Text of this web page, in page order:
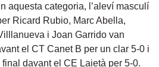
aquesta categoria, l’aleví masculí
Ricard Rubio, Marc Abella,
i Joan Garrido van
el CT Canet B per un clar 5-0 i
davant el CE Laietà per 5-0.